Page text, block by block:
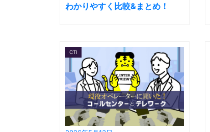
わかりやすく比較&まとめ！
CTI